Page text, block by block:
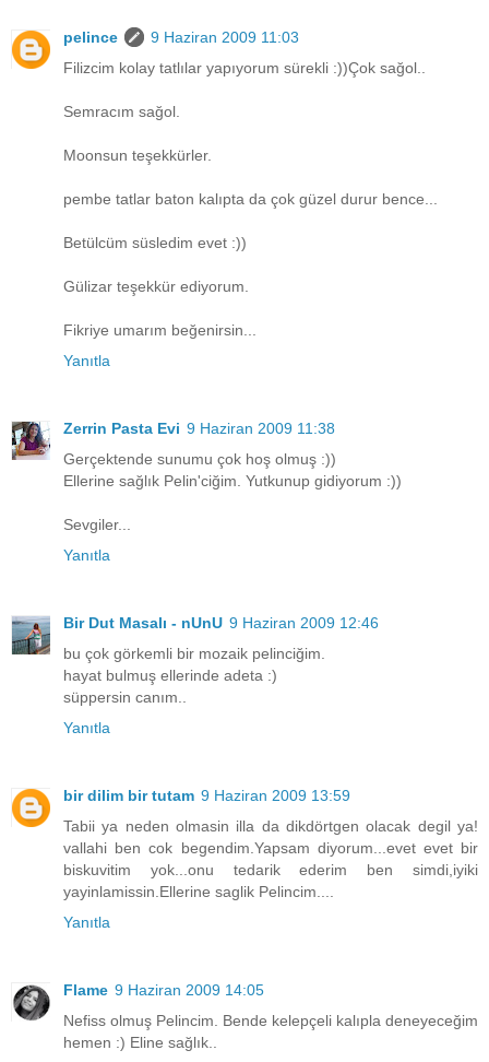
pelince
9 Haziran 2009 11:03
Filizcim kolay tatlılar yapıyorum sürekli :))Çok sağol..
Semracım sağol.
Moonsun teşekkürler.
pembe tatlar baton kalıpta da çok güzel durur bence...
Betülcüm süsledim evet :))
Gülizar teşekkür ediyorum.
Fikriye umarım beğenirsin...
Yanıtla
Zerrin Pasta Evi 9 Haziran 2009 11:38
Gerçektende sunumu çok hoş olmuş :))
Ellerine sağlık Pelin'ciğim. Yutkunup gidiyorum :))
Sevgiler...
Yanıtla
Bir Dut Masalı - nUnU 9 Haziran 2009 12:46
bu çok görkemli bir mozaik pelinciğim.
hayat bulmuş ellerinde adeta :)
süppersin canım..
Yanıtla
bir dilim bir tutam 9 Haziran 2009 13:59
Tabii ya neden olmasin illa da dikdörtgen olacak degil ya!
vallahi ben cok begendim.Yapsam diyorum...evet evet bir
biskuvitim yok...onu tedarik ederim ben simdi,iyiki
yayinlamissin.Ellerine saglik Pelincim....
Yanıtla
Flame 9 Haziran 2009 14:05
Nefiss olmuş Pelincim. Bende kelepçeli kalıpla deneyeceğim
hemen :) Eline sağlık..